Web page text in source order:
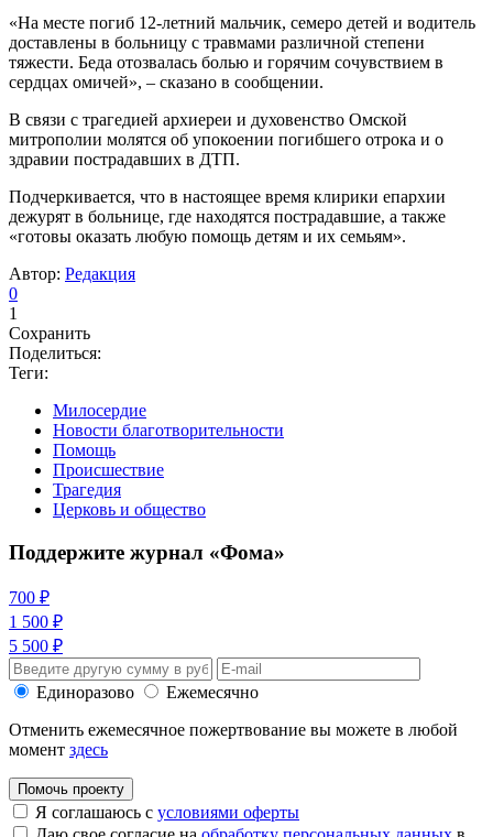
«На месте погиб 12‑летний мальчик, семеро детей и водитель
доставлены в больницу с травмами различной степени
тяжести. Беда отозвалась болью и горячим сочувствием в
сердцах омичей», – сказано в сообщении.
В связи с трагедией архиереи и духовенство Омской
митрополии молятся об упокоении погибшего отрока и о
здравии пострадавших в ДТП.
Подчеркивается, что в настоящее время клирики епархии
дежурят в больнице, где находятся пострадавшие, а также
«готовы оказать любую помощь детям и их семьям».
Автор: Редакция
0
1
Сохранить
Поделиться:
Теги:
Милосердие
Новости благотворительности
Помощь
Происшествие
Трагедия
Церковь и общество
Поддержите журнал «Фома»
700 ₽
1 500 ₽
5 500 ₽
Единоразово
Ежемесячно
Отменить ежемесячное пожертвование вы можете в любой
момент здесь
Помочь проекту
Я соглашаюсь с условиями оферты